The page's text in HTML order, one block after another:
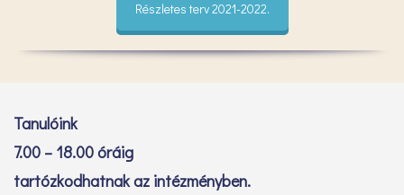
Részletes terv 2021-2022.
Tanulóink
7.00 – 18.00 óráig
tartózkodhatnak az intézményben.